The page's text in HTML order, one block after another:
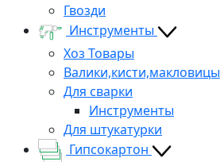
Гвозди
Инструменты
Хоз Товары
Валики,кисти,макловицы
Для сварки
Инструменты
Для штукатурки
Гипсокартон